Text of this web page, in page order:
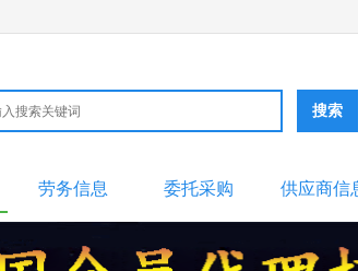
劳务信息 委托采购 供应商信